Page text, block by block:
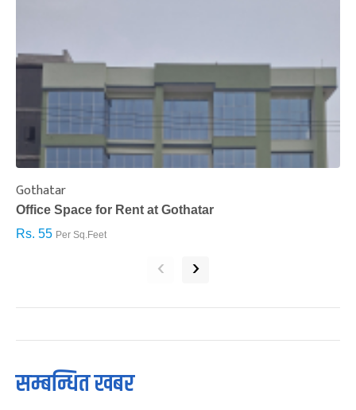
Gothatar
Office Space for Rent at Gothatar
Rs. 55 Per Sq.Feet
‹ ›
सम्बन्धित खबर